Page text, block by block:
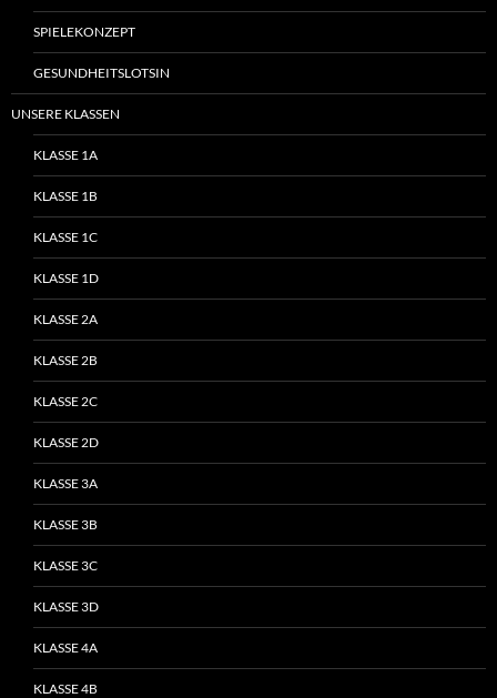
SPIELEKONZEPT
GESUNDHEITSLOTSIN
UNSERE KLASSEN
KLASSE 1A
KLASSE 1B
KLASSE 1C
KLASSE 1D
KLASSE 2A
KLASSE 2B
KLASSE 2C
KLASSE 2D
KLASSE 3A
KLASSE 3B
KLASSE 3C
KLASSE 3D
KLASSE 4A
KLASSE 4B